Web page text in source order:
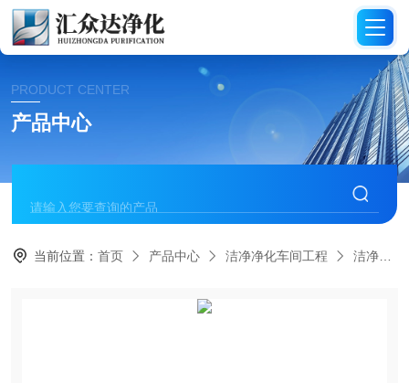
PRODUCT CENTER
产品中心
当前位置：首页 产品中心 洁净净化车间工程 洁净车间